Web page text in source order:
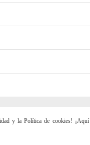
y la Política de cookies! ¡Aquí